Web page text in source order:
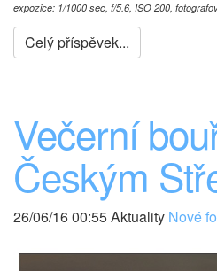
expozice: 1/1000 sec, f/5.6, ISO 200,
Celý příspěvek...
Večerní
Českým
26/06/16 00:55 Aktuality Nové